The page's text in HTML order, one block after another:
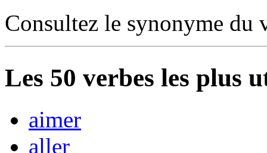
Consultez le synonyme du
Les 50 verbes les plus
aimer
aller